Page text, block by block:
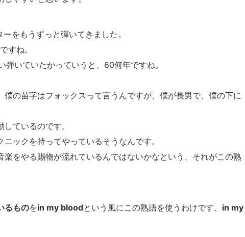
をもうずっと弾いてきました。
すね。
いていたかっていうと、60何年ですね。
僕の苗字はフォックスって言うんですが、僕が長男で、僕の下に
ているのです。
ックを持ってやっているそうなんです。
楽をやる賜物が流れているんではないかなという、それがこの熟
るものをin my bloodという風にこの熟語を使うわけです、 in my